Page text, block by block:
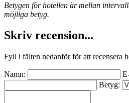
Betygen för hotellen är mellan
möjliga betyg.
Skriv recension...
Fyll i fälten nedanför för att
Namn:
Betyg: